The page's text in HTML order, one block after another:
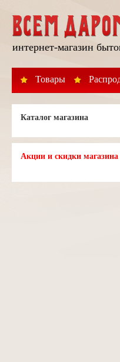
интернет-магазин
Товары
Каталог магазина
Акции и скидки